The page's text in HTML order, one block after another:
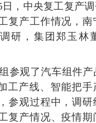
日，中央复工复产
复产工作情况，南
研，集团郑玉林
参观了汽车组件产
工产线、智能把
参观过程中，调研
复产情况、疫情期